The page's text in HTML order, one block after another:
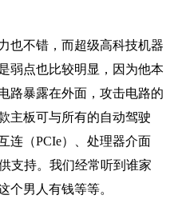
也不错，而超级高科技机器
弱点也比较明显，因为他本
路暴露在外面，攻击电路的
主板可与所有的自动驾驶
连（PCIe）、处理器介面
支持。我们经常听到谁家
个男人有钱等等。